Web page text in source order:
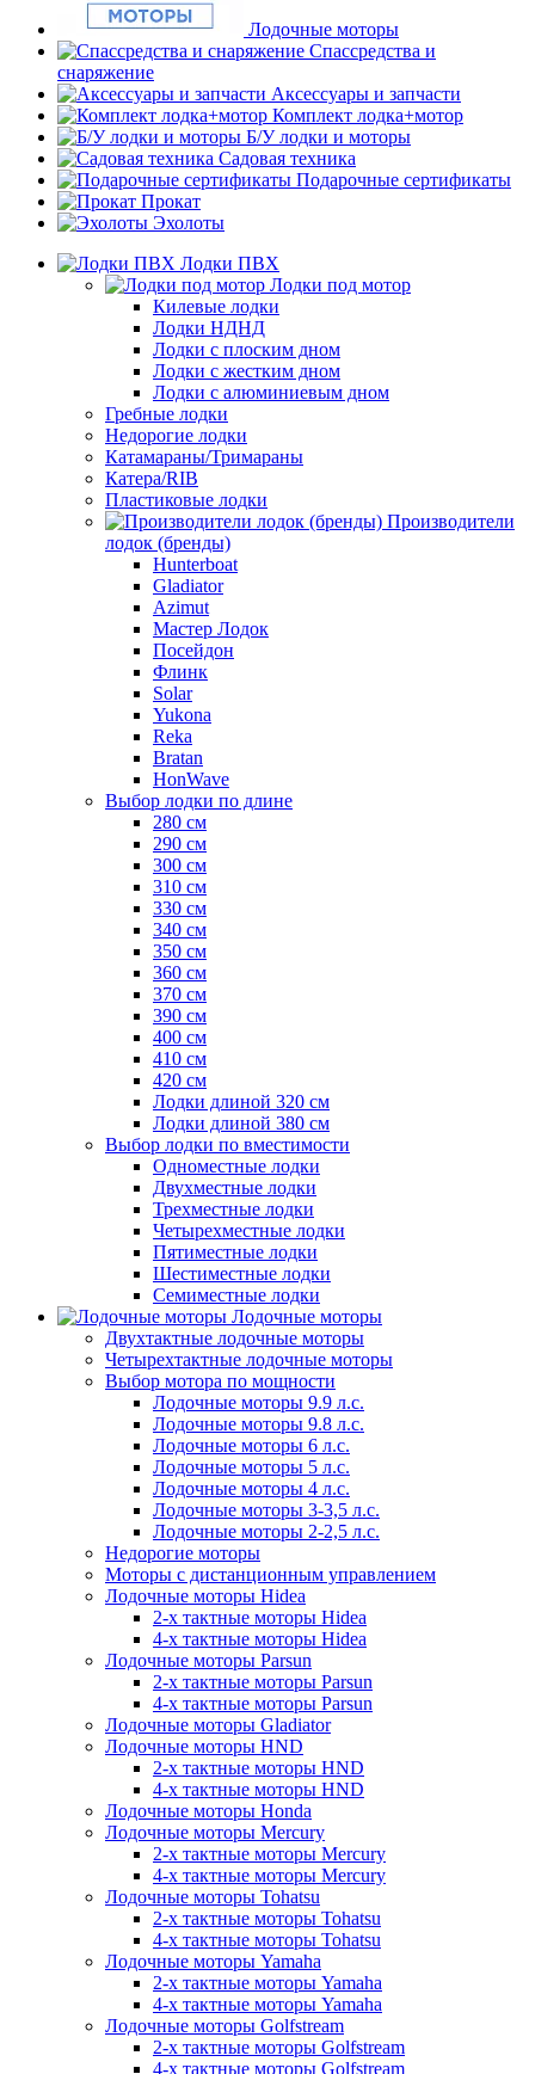
Лодочные моторы
Спассредства и
снаряжение
Аксессуары и запчасти
Комплект лодка+мотор
Б/У лодки и моторы
Садовая техника
Подарочные сертификаты
Прокат
Эхолоты
Лодки ПВХ
Лодки под мотор
Килевые лодки
Лодки НДНД
Лодки с плоским дном
Лодки с жестким дном
Лодки с алюминиевым дном
Гребные лодки
Недорогие лодки
Катамараны/Тримараны
Катера/RIB
Пластиковые лодки
Производители
лодок (бренды)
Hunterboat
Gladiator
Azimut
Мастер Лодок
Посейдон
Флинк
Solar
Yukona
Reka
Bratan
HonWave
Выбор лодки по длине
280 см
290 см
300 см
310 см
330 см
340 см
350 см
360 см
370 см
390 см
400 см
410 см
420 см
Лодки длиной 320 см
Лодки длиной 380 см
Выбор лодки по вместимости
Одноместные лодки
Двухместные лодки
Трехместные лодки
Четырехместные лодки
Пятиместные лодки
Шестиместные лодки
Семиместные лодки
Лодочные моторы
Двухтактные лодочные моторы
Четырехтактные лодочные моторы
Выбор мотора по мощности
Лодочные моторы 9.9 л.с.
Лодочные моторы 9.8 л.с.
Лодочные моторы 6 л.с.
Лодочные моторы 5 л.с.
Лодочные моторы 4 л.с.
Лодочные моторы 3-3,5 л.с.
Лодочные моторы 2-2,5 л.с.
Недорогие моторы
Моторы с дистанционным управлением
Лодочные моторы Hidea
2-х тактные моторы Hidea
4-х тактные моторы Hidea
Лодочные моторы Parsun
2-х тактные моторы Parsun
4-х тактные моторы Parsun
Лодочные моторы Gladiator
Лодочные моторы HND
2-х тактные моторы HND
4-х тактные моторы HND
Лодочные моторы Honda
Лодочные моторы Mercury
2-х тактные моторы Mercury
4-х тактные моторы Mercury
Лодочные моторы Tohatsu
2-х тактные моторы Tohatsu
4-х тактные моторы Tohatsu
Лодочные моторы Yamaha
2-х тактные моторы Yamaha
4-х тактные моторы Yamaha
Лодочные моторы Golfstream
2-х тактные моторы Golfstream
4-х тактные моторы Golfstream